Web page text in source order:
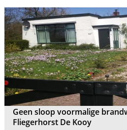
Geen sloop voormalige
Fliegerhorst De Kooy